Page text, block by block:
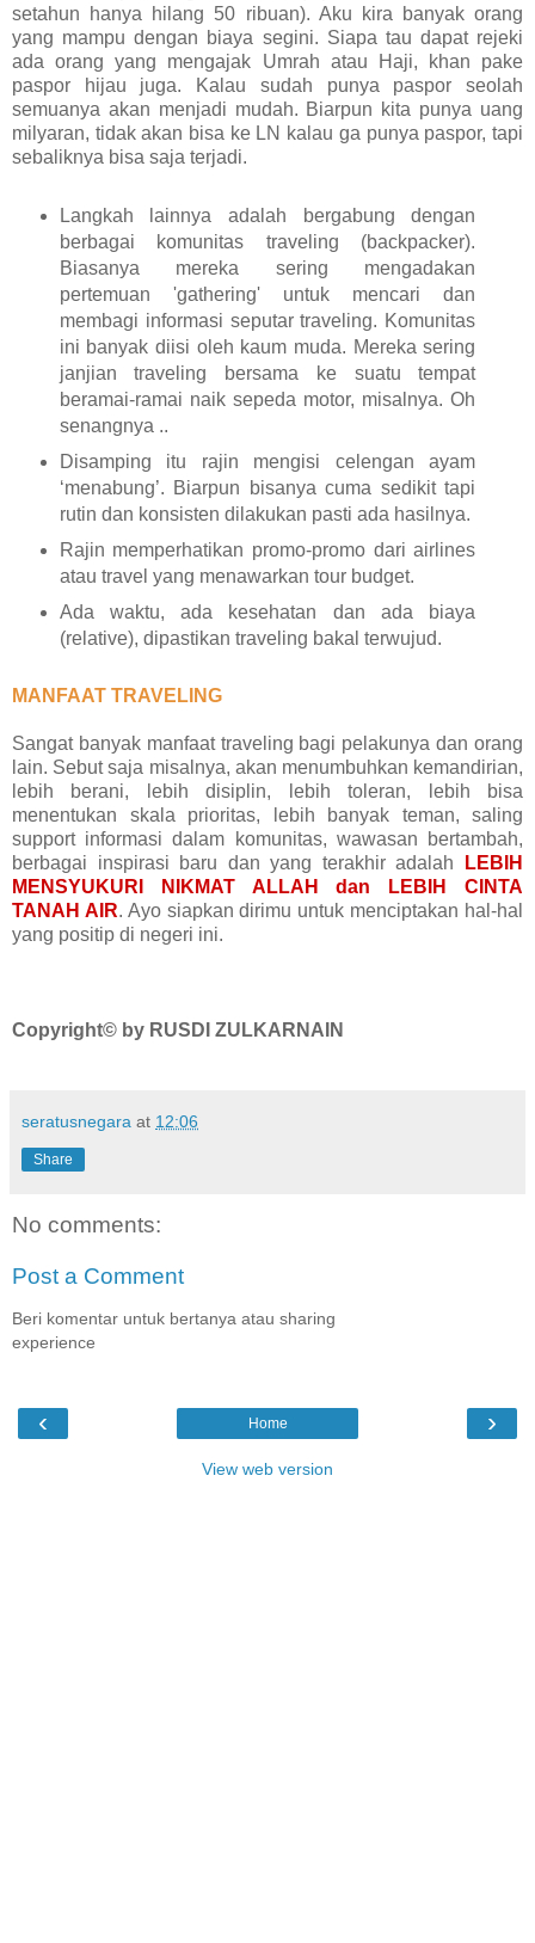
setahun hanya hilang 50 ribuan). Aku kira banyak orang
yang mampu dengan biaya segini. Siapa tau dapat rejeki
ada orang yang mengajak Umrah atau Haji, khan pake
paspor hijau juga. Kalau sudah punya paspor seolah
semuanya akan menjadi mudah. Biarpun kita punya uang
milyaran, tidak akan bisa ke LN kalau ga punya paspor, tapi
sebaliknya bisa saja terjadi.
Langkah lainnya adalah bergabung dengan
berbagai komunitas traveling (backpacker).
Biasanya mereka sering mengadakan
pertemuan 'gathering' untuk mencari dan
membagi informasi seputar traveling. Komunitas
ini banyak diisi oleh kaum muda. Mereka sering
janjian traveling bersama ke suatu tempat
beramai-ramai naik sepeda motor, misalnya. Oh
senangnya ..
Disamping itu rajin mengisi celengan ayam
‘menabung’. Biarpun bisanya cuma sedikit tapi
rutin dan konsisten dilakukan pasti ada hasilnya.
Rajin memperhatikan promo-promo dari airlines
atau travel yang menawarkan tour budget.
Ada waktu, ada kesehatan dan ada biaya
(relative), dipastikan traveling bakal terwujud.
MANFAAT TRAVELING
Sangat banyak manfaat traveling bagi pelakunya dan orang
lain. Sebut saja misalnya, akan menumbuhkan kemandirian,
lebih berani, lebih disiplin, lebih toleran, lebih bisa
menentukan skala prioritas, lebih banyak teman, saling
support informasi dalam komunitas, wawasan bertambah,
berbagai inspirasi baru dan yang terakhir adalah
LEBIH
MENSYUKURI NIKMAT ALLAH dan LEBIH CINTA
TANAH AIR. Ayo siapkan dirimu untuk menciptakan hal-hal
yang positip di negeri ini.
Copyright© by RUSDI ZULKARNAIN
seratusnegara at 12:06
Share
No comments:
Post a Comment
Beri komentar untuk bertanya atau sharing
experience
‹ ›
Home
View web version